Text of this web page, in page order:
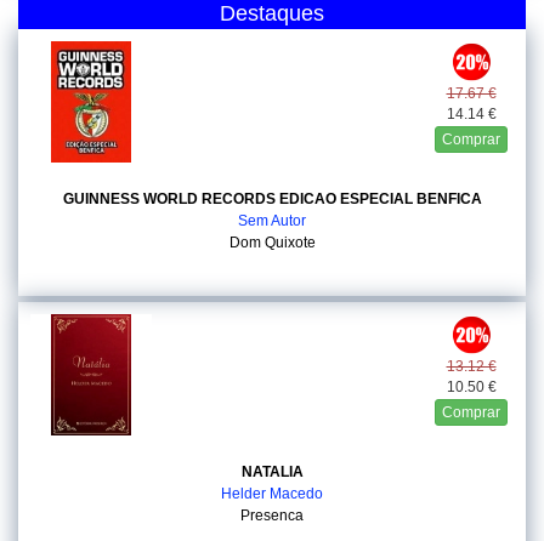
Destaques
17.67 €
14.14 €
Comprar
GUINNESS WORLD RECORDS EDICAO ESPECIAL BENFICA
Sem Autor
Dom Quixote
13.12 €
10.50 €
Comprar
NATALIA
Helder Macedo
Presenca